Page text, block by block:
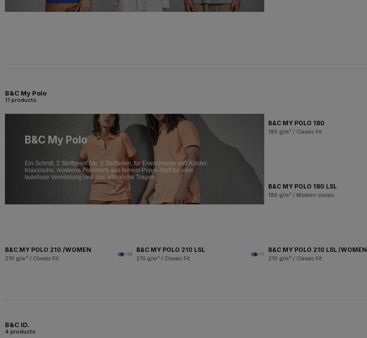
B&C My Polo
11 products
B&C My Polo
Ein Schnitt, 2 Stoffgewichte, 2 Stoffarten, für Erwachsene und Kinder.
Klassische, moderne Poloshirts aus feinem Piqué-Stoff für eine
tadellose Veredelung und das alltägliche Tragen.
B&C MY POLO 180
180 g/m² / Classic Fit
B&C MY POLO 180 LSL
180 g/m² / Modern classic
B&C MY POLO 210 /WOMEN
210 g/m² / Classic Fit
+26
B&C MY POLO 210 LSL
210 g/m² / Classic Fit
+11
B&C MY POLO 210 LSL /WOMEN
210 g/m² / Classic Fit
B&C ID.
4 products